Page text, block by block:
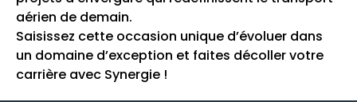
aérien de demain.
Saisissez cette occasion unique d’évoluer dans
un domaine d’exception et faites décoller votre
carrière avec Synergie !